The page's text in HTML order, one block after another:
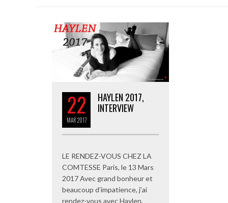
22
MAR2017
HAYLEN 2017,
INTERVIEW
LE RENDEZ-VOUS CHEZ LA
COMTESSE Paris, le 13 Mars
2017 Avec grand bonheur et
beaucoup d’impatience, j’ai
rendez-vous avec Haylen,